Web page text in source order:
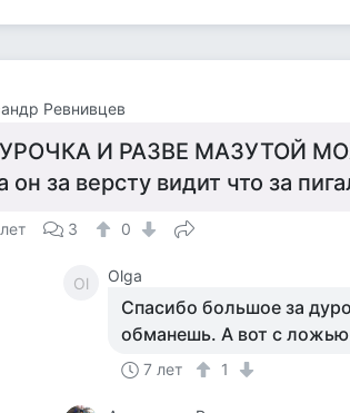
Ревнивцев
И РАЗВЕ МАЗУТОЙ
он за версту видит что за
3 0
Ol Olga
Спасибо большое за
обманешь. А вот с ложью
7 лет 1